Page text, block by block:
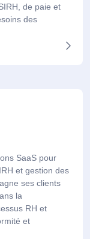
de paie et
des
SaaS pour
et gestion des
ses clients
la
RH et
et